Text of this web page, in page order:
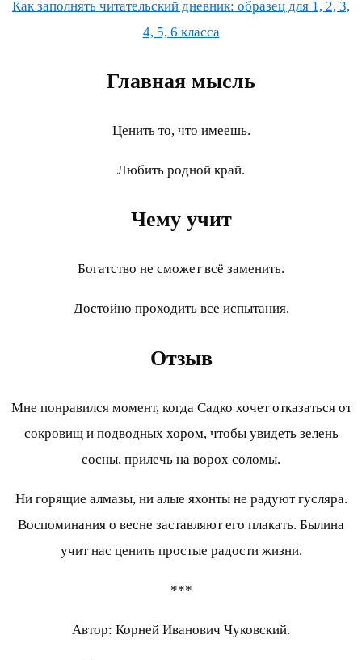
Как заполнять читательский дневник: образец для 1, 2, 3,
4, 5, 6 класса
Главная мысль
Ценить то, что имеешь.
Любить родной край.
Чему учит
Богатство не сможет всё заменить.
Достойно проходить все испытания.
Отзыв
Мне понравился момент, когда Садко хочет отказаться от
сокровищ и подводных хором, чтобы увидеть зелень
сосны, прилечь на ворох соломы.
Ни горящие алмазы, ни алые яхонты не радуют гусляра.
Воспоминания о весне заставляют его плакать. Былина
учит нас ценить простые радости жизни.
***
Автор: Корней Иванович Чуковский.